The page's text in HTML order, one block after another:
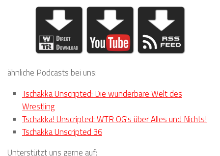
ähnliche Podcasts bei uns:
Tschakka Unscripted: Die wunderbare Welt des
Wrestling
Tschakka! Unscripted: WTR OG's über Alles und Nichts!
Tschakka Unscripted 36
Unterstützt uns gerne auf: